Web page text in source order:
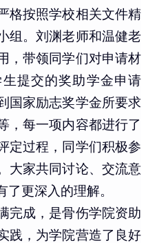
按照学校相关文件精
组。刘渊老师和温健老
，带领同学们对申请材
提交的奖助学金申请
国家励志奖学金所要求
，每一项内容都进行了
定过程，同学们积极参
大家共同讨论、交流意
了更深入的理解。
成，是骨伤学院资助
践，为学院营造了良好